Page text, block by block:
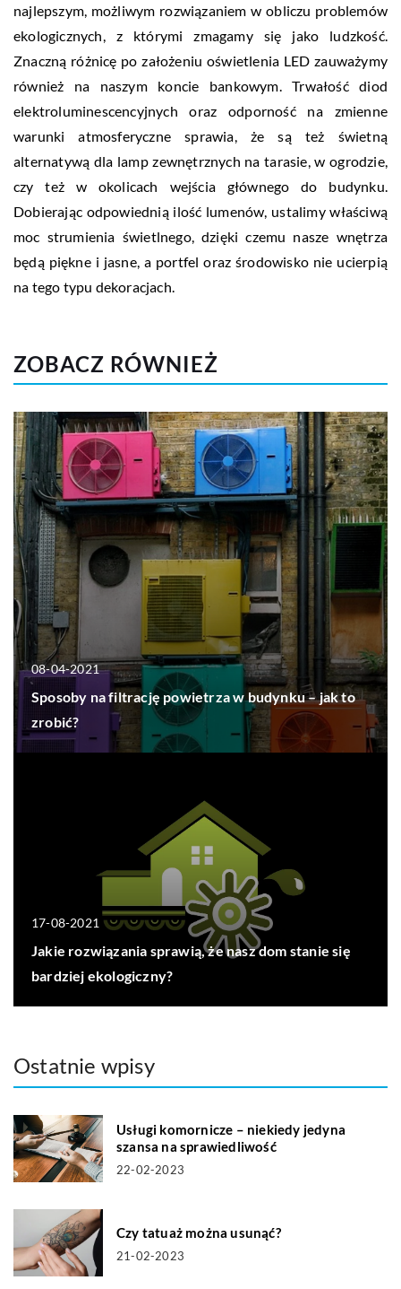
najlepszym, możliwym rozwiązaniem w obliczu problemów
ekologicznych, z którymi zmagamy się jako ludzkość.
Znaczną różnicę po założeniu oświetlenia LED zauważymy
również na naszym koncie bankowym. Trwałość diod
elektroluminescencyjnych oraz odporność na zmienne
warunki atmosferyczne sprawia, że są też świetną
alternatywą dla lamp zewnętrznych na tarasie, w ogrodzie,
czy też w okolicach wejścia głównego do budynku.
Dobierając odpowiednią ilość lumenów, ustalimy właściwą
moc strumienia świetlnego, dzięki czemu nasze wnętrza
będą piękne i jasne, a portfel oraz środowisko nie ucierpią
na tego typu dekoracjach.
ZOBACZ RÓWNIEŻ
08-04-2021
Sposoby na filtrację powietrza w budynku – jak to
zrobić?
17-08-2021
Jakie rozwiązania sprawią, że nasz dom stanie się
bardziej ekologiczny?
Ostatnie wpisy
Usługi komornicze – niekiedy jedyna
szansa na sprawiedliwość
22-02-2023
Czy tatuaż można usunąć?
21-02-2023